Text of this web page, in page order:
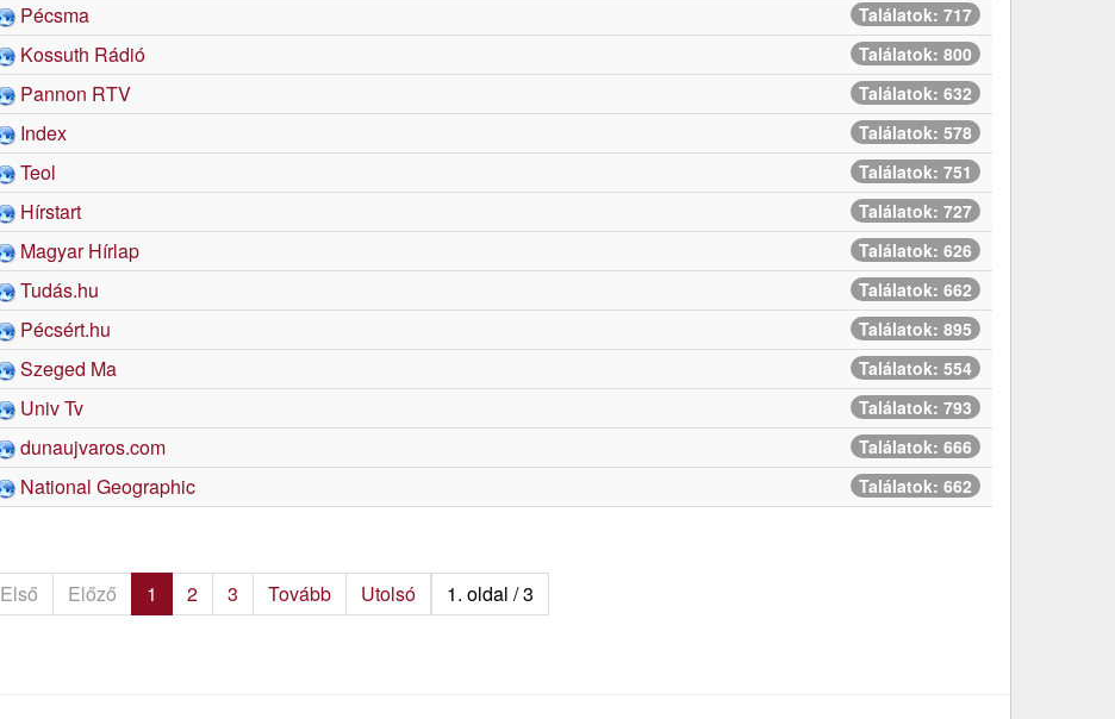
Találatok: 717
Pécsma
Találatok: 800
Kossuth Rádió
Találatok: 632
Pannon RTV
Találatok: 578
Index
Találatok: 751
Teol
Találatok: 727
Hírstart
Találatok: 626
Magyar Hírlap
Találatok: 662
Tudás.hu
Találatok: 895
Pécsért.hu
Találatok: 554
Szeged Ma
Találatok: 793
Univ Tv
Találatok: 666
dunaujvaros.com
Találatok: 662
National Geographic
1. oldal / 3
Első Előző 1 2 3 Tovább Utolsó